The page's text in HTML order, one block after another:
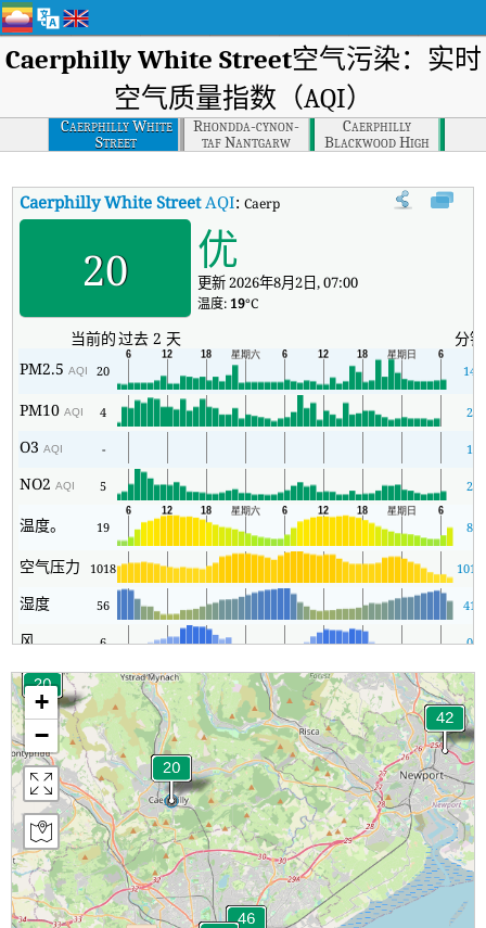
Caerphilly White Street空气污染：实时
空气质量指数（AQI）
Caerphilly White
Street
Rhondda-cynon-
taf Nantgarw
Caerphilly
Blackwood High
Street
Caerphilly White StreetAQI:Caerphilly White Street实时空气质量指
20 优
更新 2026年8月2日, 07:00
温度: 19°C
当前的过去 2 天
分钟
PM2.5AQI 20 14
PM10AQI 4 2
O3AQI - 1
NO2AQI 5 2
温度。 19 8
空气压力 1018 1018
湿度 56 41
风 6 0
+
−